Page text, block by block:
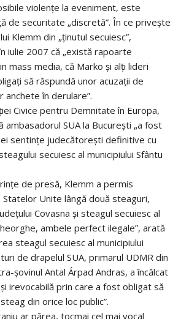
violenţe la eveniment, este
de securitate „discretă”. În ce priveşte
Klemm din „ţinutul secuiesc”,
iulie 2007 că „există rapoarte
mass media, că Marko şi alţi lideri
să răspundă unor acuzaţii de
anchete în derulare”.
Civice pentru Demnitate în Europa,
ambasadorul SUA la Bucureşti „a fost
sentinţe judecătoreşti definitive cu
secuiesc al municipiului Sfântu
de presă, Klemm a permis
Unite lângă două steaguri,
Covasna şi steagul secuiesc al
ambele perfect ilegale”, arată
steagul secuiesc al municipiului
de drapelul SUA, primarul UDMR din
şovinul Antal Árpad Andras, a încălcat
irevocabilă prin care a fost obligat să
din orice loc public”.
ar părea, tocmai cel mai vocal